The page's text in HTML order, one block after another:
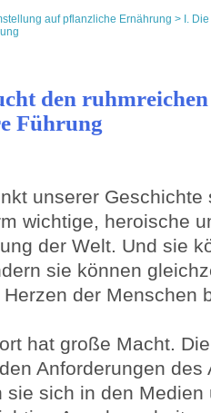
auf pflanzliche Ernährung > I.
den
Führung
unserer Geschichte
wichtige, heroische
der Welt. Und sie
sie können
der Menschen
hat große Macht.
Anforderungen des
sie sich in den Medien